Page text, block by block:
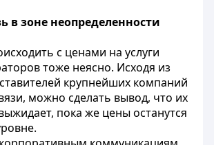
в зоне неопределенности
с ценами на услуги
тоже неясно. Исходя из
крупнейших компаний
можно сделать вывод, что их
пока же цены останутся